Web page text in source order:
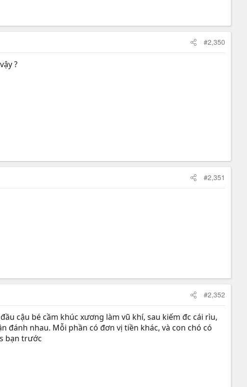
#2,350
?
#2,351
#2,352
cậu bé cầm khúc xương làm vũ khí, sau kiếm đc cái rìu,
nhau. Mỗi phần có đơn vị tiền khác, và con chó có
bạn trước